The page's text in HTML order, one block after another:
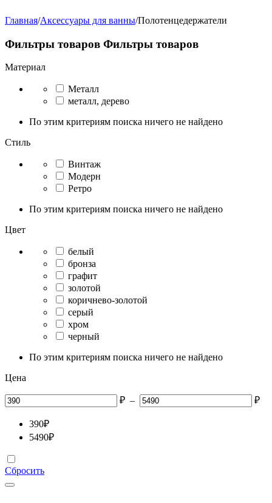
Главная/Аксессуары для ванны/Полотенцедержатели
Фильтры товаров Фильтры товаров
Материал
Металл
металл, дерево
По этим критериям поиска ничего не найдено
Стиль
Винтаж
Модерн
Ретро
По этим критериям поиска ничего не найдено
Цвет
белый
бронза
графит
золотой
коричнево-золотой
серый
хром
черный
По этим критериям поиска ничего не найдено
Цена
₽ – ₽
390₽
5490₽
Сбросить